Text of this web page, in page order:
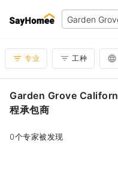
专业 工种
Garden Grove
程承包商
0个专家被发现